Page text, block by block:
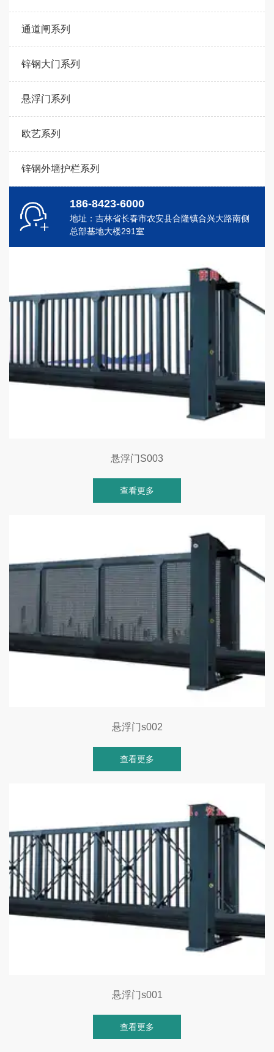
通道闸系列
锌钢大门系列
悬浮门系列
欧艺系列
锌钢外墙护栏系列
186-8423-6000
地址：吉林省长春市农安县合隆镇合兴大路南侧
总部基地大楼291室
悬浮门S003
查看更多
悬浮门s002
查看更多
悬浮门s001
查看更多